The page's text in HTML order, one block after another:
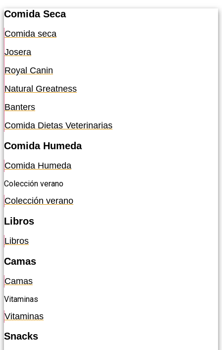
Comida Seca
Comida seca
Josera
Royal Canin
Natural Greatness
Banters
Comida Dietas Veterinarias
Comida Humeda
Comida Humeda
Colección verano
Colección verano
Libros
Libros
Camas
Camas
Vitaminas
Vitaminas
Snacks